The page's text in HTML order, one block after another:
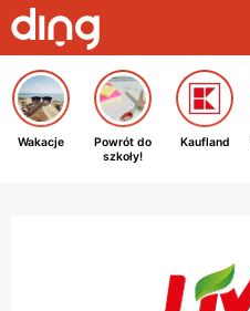
Wakacje
Powrót do
szkoły!
Kaufland